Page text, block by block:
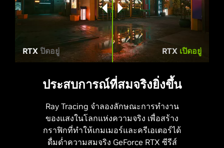
RTX เปิดอยู่
RTX ปิดอยู่
ประสบการณ์ที่สมจริงยิ่งขึ้น
Ray Tracing จำลองลักษณะการทำงาน
ของแสงในโลกแห่งความจริง เพื่อสร้าง
กราฟิกที่ทำให้เกมเมอร์และครีเอเตอร์ได้
ดื่มด่ำความสมจริง GeForce RTX ซีรีส์